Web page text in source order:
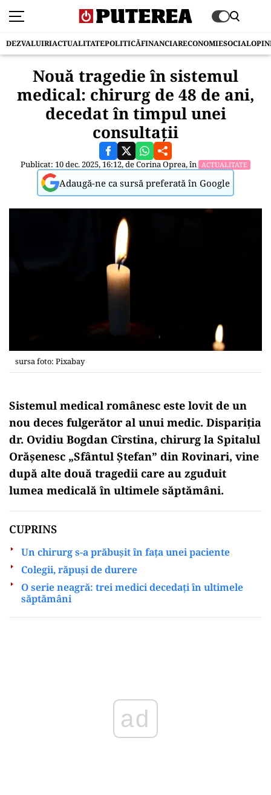
DEZVALUIRIACTUALITATEPOLITICĂFINANCIARECONOMIESOCIAL
Nouă tragedie în sistemul
medical: chirurg de 48 de ani,
decedat în timpul unei
consultații
Publicat: 10 dec. 2025, 16:12, deCorina Oprea, în ACTUALITATE
Adaugă-ne ca sursă preferată în Google
sursa foto: Pixabay
Sistemul medical românesc este lovit de un
nou deces fulgerător al unui medic. Dispariția
dr. Ovidiu Bogdan Cîrstina, chirurg la Spitalul
Orășenesc „Sfântul Ștefan” din Rovinari, vine
după alte două tragedii care au zguduit
lumea medicală în ultimele săptămâni.
CUPRINS
Un chirurg s-a prăbușit în fața unei paciente
Colegii, răpuși de durere
O serie neagră: trei medici decedați în ultimele
săptămâni